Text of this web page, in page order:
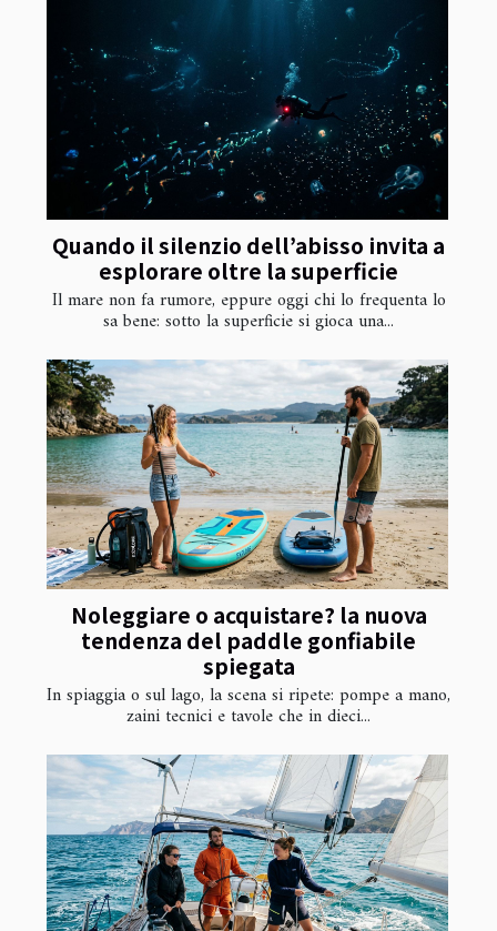
Quando il silenzio dell’abisso invita a
esplorare oltre la superficie
Il mare non fa rumore, eppure oggi chi lo frequenta lo
sa bene: sotto la superficie si gioca una...
Noleggiare o acquistare? la nuova
tendenza del paddle gonfiabile
spiegata
In spiaggia o sul lago, la scena si ripete: pompe a mano,
zaini tecnici e tavole che in dieci...